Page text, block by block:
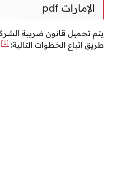
الإمارات pdf
طريق اتباع الخطوات التالية: [1]